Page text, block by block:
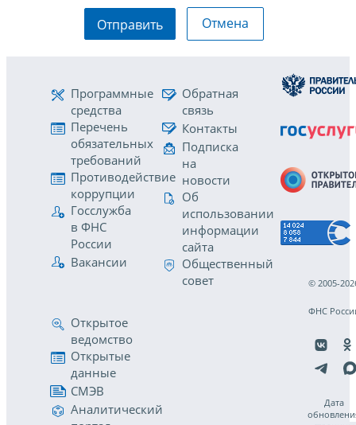
Отправить Отмена
Программные
средства
Перечень
обязательных
требований
Противодействие
коррупции
Госслужба
в ФНС
России
Вакансии
Обратная
связь
Контакты
Подписка
на
новости
Об
использовании
информации
сайта
Общественный
совет
Открытое
ведомство
Открытые
данные
СМЭВ
Аналитический
© 2005-
ФНС
Дата